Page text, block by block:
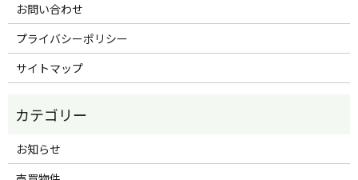
お問い合わせ
プライバシーポリシー
サイトマップ
お知らせ